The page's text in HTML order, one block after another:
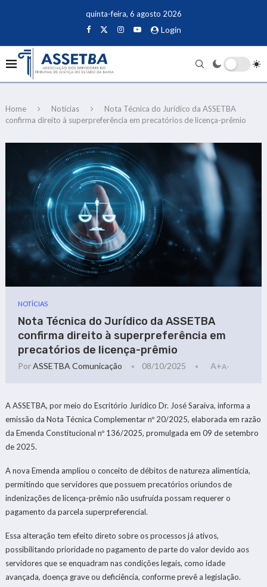
quinta-feira, 6 agosto 2026
Login
Home Notícias
Nota Técnica do Jurídico da ASSETBA
confirma direito à superpreferência em precatórios de licença-prêmio
NOTÍCIAS
Nota Técnica do Jurídico da ASSETBA
confirma direito à superpreferência em
precatórios de licença-prêmio
PorASSETBA Comunicação 08/10/2025 A+A-
A ASSETBA, por meio do Escritório Jurídico Dr. José Saraiva, informa a
emissão da Nota Técnica Complementar nº 20/2025, elaborada em razão
da Emenda Constitucional nº 136/2025, promulgada em 09 de setembro
de 2025.
A nova Emenda ampliou o conceito de débitos de natureza alimentícia,
permitindo que servidores que possuem precatórios oriundos de
indenizações de licença-prêmio não usufruída possam requerer o
pagamento da parcela superpreferencial.
Essa alteração tem efeito direto sobre os processos já ativos,
possibilitando prioridade no pagamento de parte do valor devido aos
servidores que se enquadram nas condições legais, como idade
avançada, doença grave ou deficiência, conforme prevê a legislação.